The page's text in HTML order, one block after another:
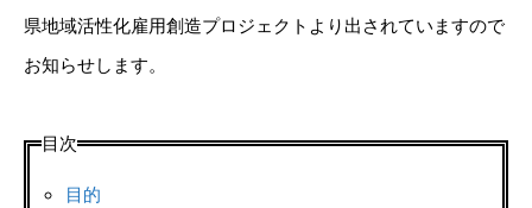
県地域活性化雇用創造プロジェクトより出されていますので
お知らせします。
目次
目的